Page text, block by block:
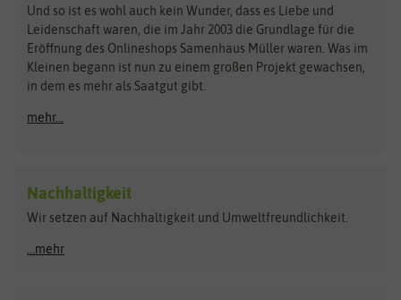
Zimmer & Kübelpflanzen
Kataloge
Schnäppchen
Anzucht & Gartenzubehör
Anzuchtschalen
Heizmatte & Heizkabel
Kokos-Quelltabletten
Zimmergewächshaus
BIOWOL
Blumicorn
Bûten Birds
Carl Pabst
Feldsaaten Freudenberger
Fertil
Flora Elite
Florissa
Flortis
Hortitops
Und so ist es wohl auch kein Wunder, dass es Liebe und
Leidenschaft waren, die im Jahr 2003 die Grundlage für die
Eröffnung des Onlineshops Samenhaus Müller waren. Was im
Kleinen begann ist nun zu einem großen Projekt gewachsen,
in dem es mehr als Saatgut gibt.
mehr...
Nachhaltigkeit
Wir setzen auf Nachhaltigkeit und Umweltfreundlichkeit.
...mehr